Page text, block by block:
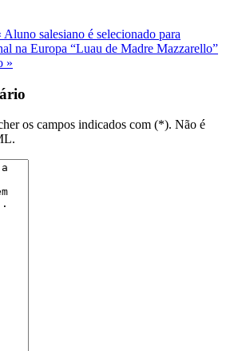
Aluno salesiano é selecionado para
na Europa “Luau de Madre Mazzarello”
»
os campos indicados com (*). Não é